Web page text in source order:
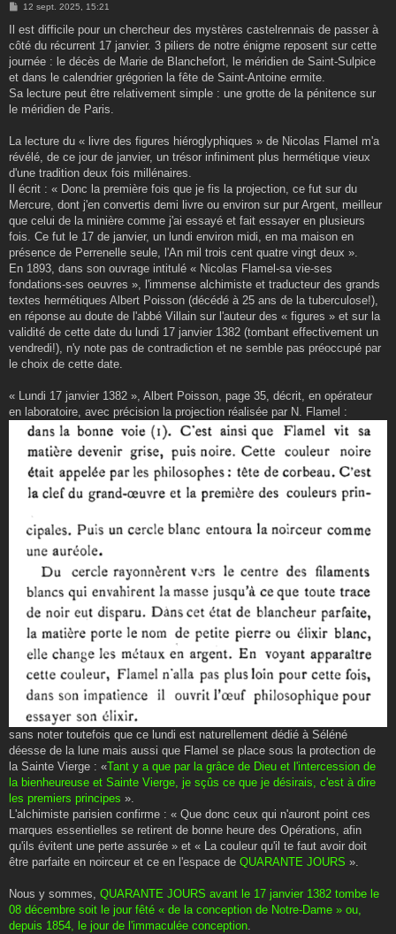
M
s
a
g
12 sept. 2025, 15:21
Il est difficile pour un chercheur des mystères castelrennais de passer à
côté du récurrent 17 janvier. 3 piliers de notre énigme reposent sur cette
journée : le décès de Marie de Blanchefort, le méridien de Saint-Sulpice
et dans le calendrier grégorien la fête de Saint-Antoine ermite.
Sa lecture peut être relativement simple : une grotte de la pénitence sur
le méridien de Paris.
La lecture du « livre des figures hiéroglyphiques » de Nicolas Flamel m'a
révélé, de ce jour de janvier, un trésor infiniment plus hermétique vieux
d'une tradition deux fois millénaires.
Il écrit : « Donc la première fois que je fis la projection, ce fut sur du
Mercure, dont j'en convertis demi livre ou environ sur pur Argent, meilleur
que celui de la minière comme j'ai essayé et fait essayer en plusieurs
fois. Ce fut le 17 de janvier, un lundi environ midi, en ma maison en
présence de Perrenelle seule, l'An mil trois cent quatre vingt deux ».
En 1893, dans son ouvrage intitulé « Nicolas Flamel-sa vie-ses
fondations-ses oeuvres », l'immense alchimiste et traducteur des grands
textes hermétiques Albert Poisson (décédé à 25 ans de la tuberculose!),
en réponse au doute de l'abbé Villain sur l'auteur des « figures » et sur la
validité de cette date du lundi 17 janvier 1382 (tombant effectivement un
vendredi!), n'y note pas de contradiction et ne semble pas préoccupé par
le choix de cette date.
« Lundi 17 janvier 1382 », Albert Poisson, page 35, décrit, en opérateur
en laboratoire, avec précision la projection réalisée par N. Flamel :
sans noter toutefois que ce lundi est naturellement dédié à Séléné
déesse de la lune mais aussi que Flamel se place sous la protection de
la Sainte Vierge : «Tant y a que par la grâce de Dieu et l'intercession de
la bienheureuse et Sainte Vierge, je sçûs ce que je désirais, c'est à dire
les premiers principes ».
L'alchimiste parisien confirme : « Que donc ceux qui n'auront point ces
marques essentielles se retirent de bonne heure des Opérations, afin
qu'ils évitent une perte assurée » et « La couleur qu'il te faut avoir doit
être parfaite en noirceur et ce en l'espace de QUARANTE JOURS ».
Nous y sommes, QUARANTE JOURS avant le 17 janvier 1382 tombe le
08 décembre soit le jour fêté « de la conception de Notre-Dame » ou,
depuis 1854, le jour de l'immaculée conception.